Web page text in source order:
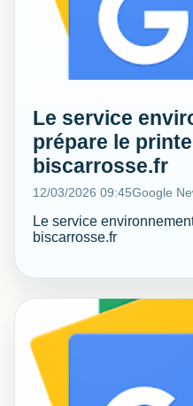
Le service
prépare le
biscarrosse.fr
12/03/2026 09:45Google
Le service
biscarrosse.fr